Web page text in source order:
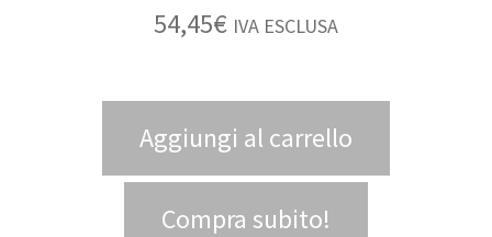
54,45€ IVA ESCLUSA
Aggiungi al carrello
Compra subito!